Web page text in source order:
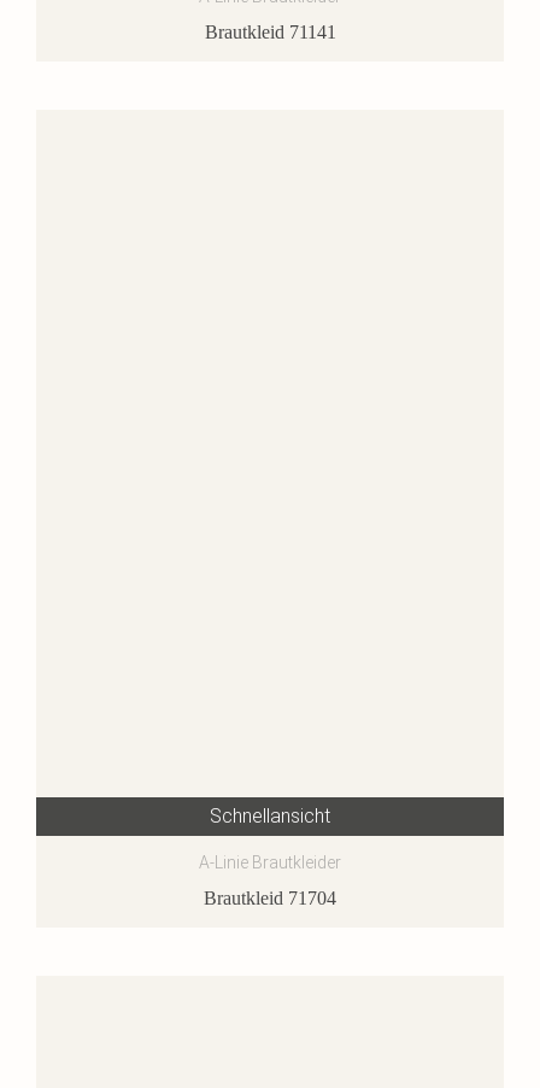
Brautkleid 71141
Schnellansicht
A-Linie Brautkleider
Brautkleid 71704